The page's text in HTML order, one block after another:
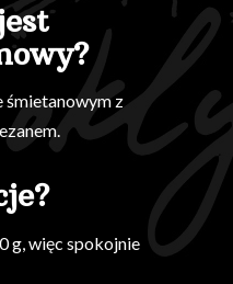
śmietanowym z
g, więc spokojnie